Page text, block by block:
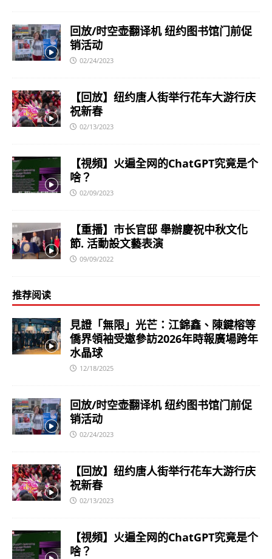
回放/时空壶翻译机 纽约图书馆门前促
销活动
02/24/2023
【回放】纽约唐人街举行花车大游行庆
祝新春
02/13/2023
【視頻】火遍全网的ChatGPT究竟是个
啥？
02/09/2023
【重播】市长官邸 舉辦慶祝中秋文化
節. 活動設文藝表演
09/09/2022
推荐阅读
見證「無限」光芒：江錦鑫、陳鍵榕等
僑界領袖受邀參訪2026年時報廣場跨年
水晶球
12/18/2025
回放/时空壶翻译机 纽约图书馆门前促
销活动
02/24/2023
【回放】纽约唐人街举行花车大游行庆
祝新春
02/13/2023
【視頻】火遍全网的ChatGPT究竟是个
啥？